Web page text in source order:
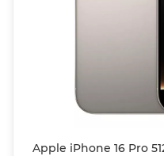
Apple iPhone 16 Pro